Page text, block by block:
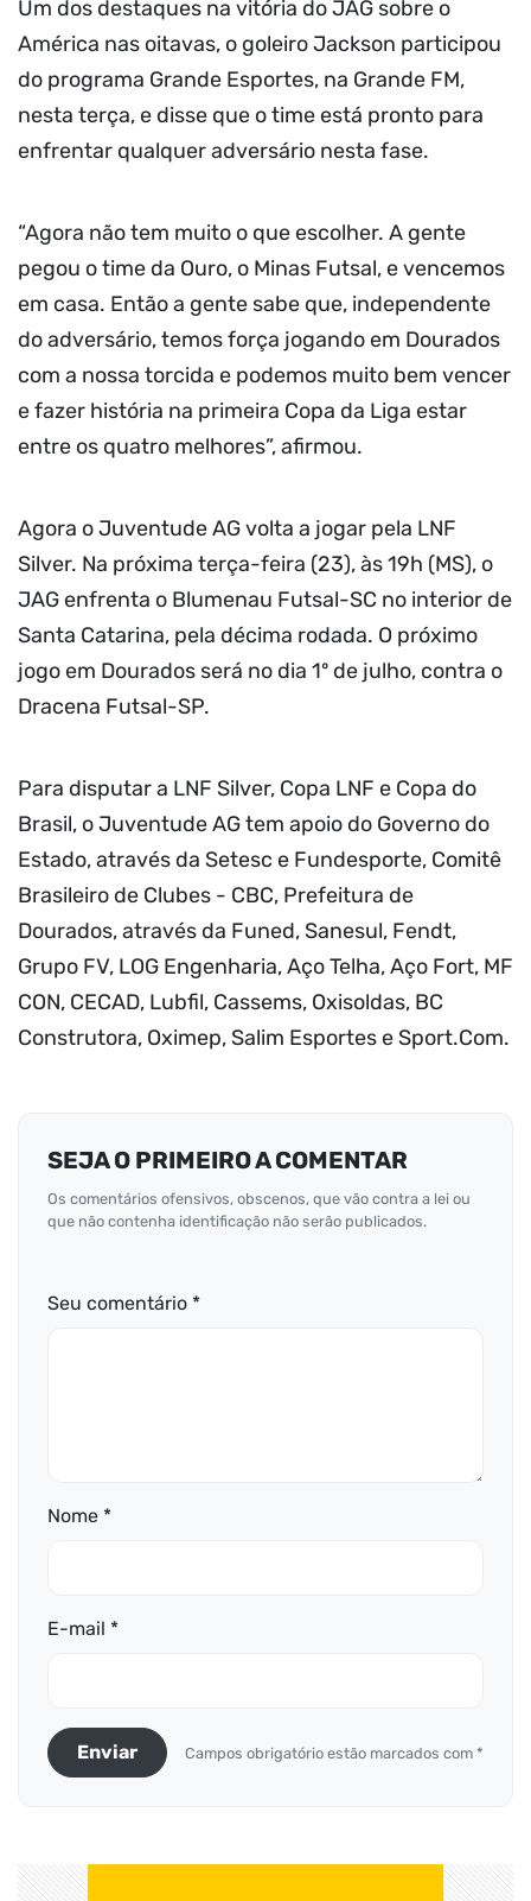
Um dos destaques na vitória do JAG sobre o
América nas oitavas, o goleiro Jackson participou
do programa Grande Esportes, na Grande FM,
nesta terça, e disse que o time está pronto para
enfrentar qualquer adversário nesta fase.
“Agora não tem muito o que escolher. A gente
pegou o time da Ouro, o Minas Futsal, e vencemos
em casa. Então a gente sabe que, independente
do adversário, temos força jogando em Dourados
com a nossa torcida e podemos muito bem vencer
e fazer história na primeira Copa da Liga estar
entre os quatro melhores”, afirmou.
Agora o Juventude AG volta a jogar pela LNF
Silver. Na próxima terça-feira (23), às 19h (MS), o
JAG enfrenta o Blumenau Futsal-SC no interior de
Santa Catarina, pela décima rodada. O próximo
jogo em Dourados será no dia 1º de julho, contra o
Dracena Futsal-SP.
Para disputar a LNF Silver, Copa LNF e Copa do
Brasil, o Juventude AG tem apoio do Governo do
Estado, através da Setesc e Fundesporte, Comitê
Brasileiro de Clubes - CBC, Prefeitura de
Dourados, através da Funed, Sanesul, Fendt,
Grupo FV, LOG Engenharia, Aço Telha, Aço Fort, MF
CON, CECAD, Lubfil, Cassems, Oxisoldas, BC
Construtora, Oximep, Salim Esportes e Sport.Com.
SEJA O PRIMEIRO A COMENTAR
Os comentários ofensivos, obscenos, que vão contra a lei ou
que não contenha identificação não serão publicados.
Seu comentário *
Nome *
E-mail *
Enviar Campos obrigatório estão marcados com *